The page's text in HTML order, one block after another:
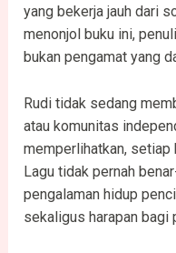
yang bekerja jauh dari
menonjol buku ini,
bukan pengamat yang
Rudi tidak sedang
atau komunitas
memperlihatkan,
Lagu tidak pernah
pengalaman hidup
sekaligus harapan bagi